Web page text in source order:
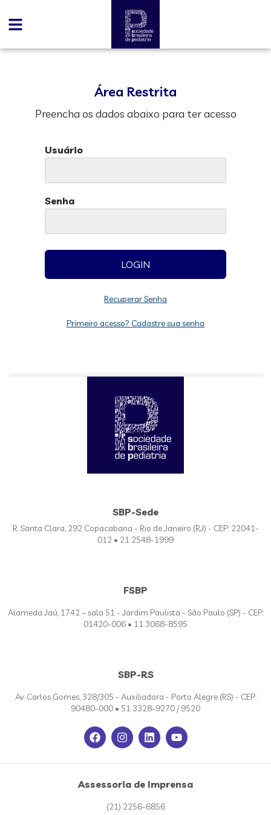
Área Restrita
Preencha os dados abaixo para ter acesso
Usuário
Senha
Recuperar Senha
Primeiro acesso? Cadastre sua senha
SBP-Sede
R. Santa Clara, 292 Copacabana - Rio de Janeiro (RJ) - CEP: 22041-
012 • 21 2548-1999
FSBP
Alameda Jaú, 1742 – sala 51 - Jardim Paulista - São Paulo (SP) - CEP:
01420-006 • 11 3068-8595
SBP-RS
Av. Carlos Gomes, 328/305 - Auxiliadora - Porto Alegre (RS) - CEP:
90480-000 • 51 3328-9270 / 9520
Assessoria de Imprensa
(21) 2256-6856